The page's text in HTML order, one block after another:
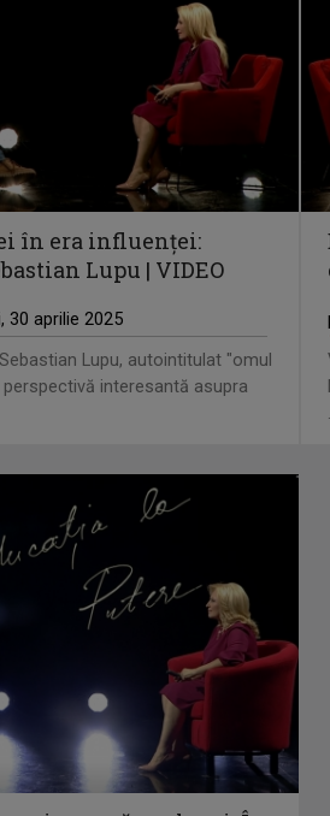
în era influenței:
Lupu | VIDEO
30 aprilie 2025
Lupu, autointitulat "omul
interesantă asupra